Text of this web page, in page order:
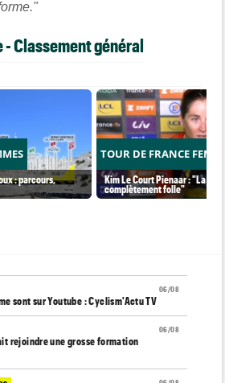
- Classement général
: parcours,
TOUR DE FRANCE
Kim Le Court Pienaar : "La
complètement folle"
06/08
sont sur Youtube : Cyclism'Actu TV
06/08
rejoindre une grosse formation